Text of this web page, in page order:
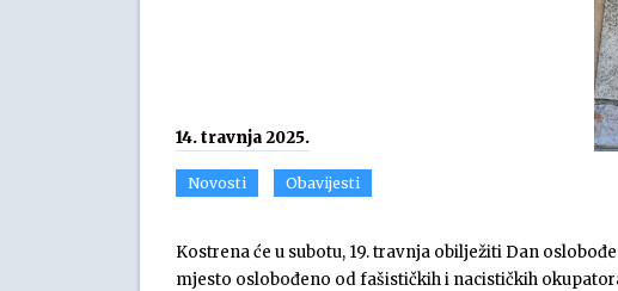
14. travnja 2025.
Novosti Obavijesti
Kostrena će u subotu, 19. travnja obilježiti Dan
mjesto oslobođeno od fašističkih i nacističkih